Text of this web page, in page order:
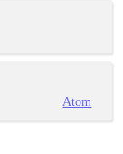
Atom